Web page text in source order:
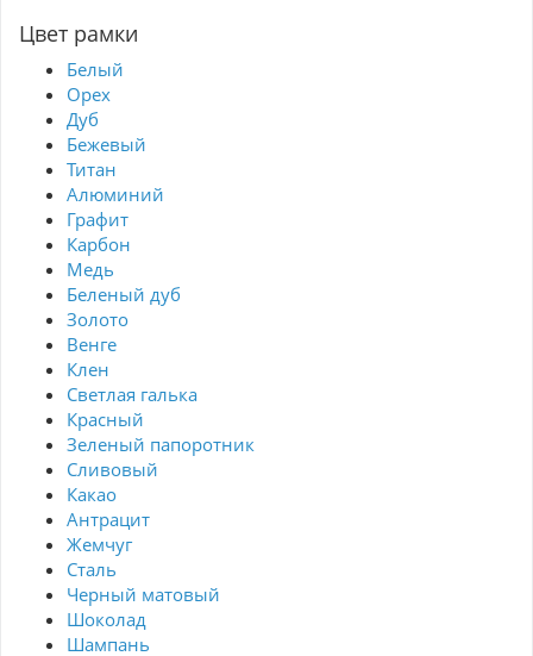
Цвет рамки
Белый
Орех
Дуб
Бежевый
Титан
Алюминий
Графит
Карбон
Медь
Беленый дуб
Золото
Венге
Клен
Светлая галька
Красный
Зеленый папоротник
Сливовый
Какао
Антрацит
Жемчуг
Сталь
Черный матовый
Шоколад
Шампань